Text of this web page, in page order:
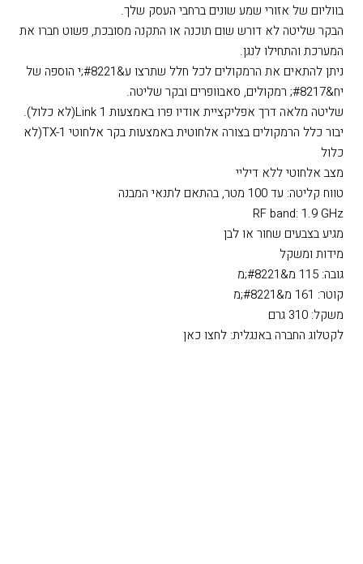
בווליום של אזורי שמע שונים ברחבי העסק שלך.
הבקר שליטה לא דורש שום תוכנה או התקנה מסובכת, פשוט חברו את
המערכת והתחילו לנגן.
ניתן להתאים את הרמקולים לכל חלל שתרצו ע&#8221;י הוספה של
יח&#8217; רמקולים, סאבוופרים ובקר שליטה.
שליטה מלאה דרך אפליקציית אודיו פרו באמצעות Link 1(לא כלול).
יבור כלל הרמקולים בצורה אלחוטית באמצעות בקר אלחוטי TX-1(לא
כלול
מצב אלחוטי ללא דיליי
טווח קליטה: עד 100 מטר, בהתאם לתנאי המבנה
RF band: 1.9 GHz
מגיע בצבעים שחור או לבן
מידות ומשקל
גובה: 115 מ&#8221;מ
קוטר: 161 מ&#8221;מ
משקל: 310 גרם
לקטלוג החברה באנגלית: לחצו כאן